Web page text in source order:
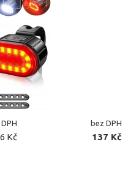
DPH bez DPH
Kč 137 Kč